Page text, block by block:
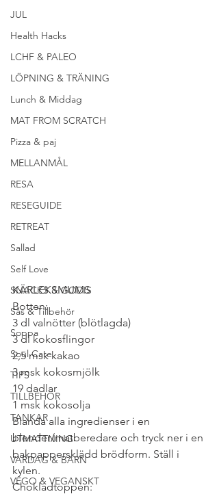
JUL
Health Hacks
LCHF & PALEO
LÖPNING & TRÄNING
Lunch & Middag
MAT FROM SCRATCH
Pizza & paj
MELLANMÅL
RESA
RESEGUIDE
RETREAT
Sallad
Self Love
SNACKS & GODIS
Sås & Tillbehör
Soppa
Soul Care
TIPS
TILLBEHÖR
TANKAR
UTMATTNING
VARDAG & BARN
VEGO & VEGANSKT
KÄRLEKSMUMS
Botten:
3 dl valnötter (blötlagda)
3 dl kokosflingor
2,5 msk kakao
3 msk kokosmjölk
19 dadlar
1 msk kokosolja
Blanda alla ingredienser i en
blender/matberedare och tryck ner i en
bakpappersklädd brödform. Ställ i
kylen.
Chokladtoppen: